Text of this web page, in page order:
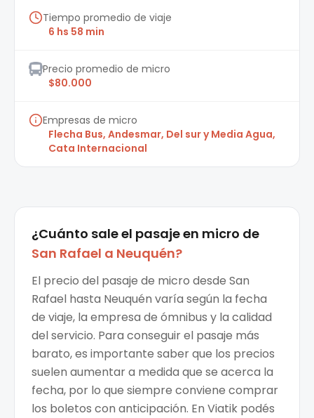
Tiempo promedio de viaje
6 hs 58 min
Precio promedio de micro
$80.000
Empresas de micro
Flecha Bus, Andesmar, Del sur y Media Agua,
Cata Internacional
¿Cuánto sale el pasaje en micro de
San Rafael a Neuquén?
El precio del pasaje de micro desde San
Rafael hasta Neuquén varía según la fecha
de viaje, la empresa de ómnibus y la calidad
del servicio. Para conseguir el pasaje más
barato, es importante saber que los precios
suelen aumentar a medida que se acerca la
fecha, por lo que siempre conviene comprar
los boletos con anticipación. En Viatik podés